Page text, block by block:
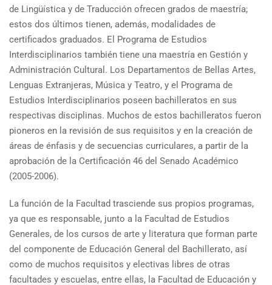
de Lingüística y de Traducción ofrecen grados de maestría;
estos dos últimos tienen, además, modalidades de
certificados graduados. El Programa de Estudios
Interdisciplinarios también tiene una maestría en Gestión y
Administración Cultural. Los Departamentos de Bellas Artes,
Lenguas Extranjeras, Música y Teatro, y el Programa de
Estudios Interdisciplinarios poseen bachilleratos en sus
respectivas disciplinas. Muchos de estos bachilleratos fueron
pioneros en la revisión de sus requisitos y en la creación de
áreas de énfasis y de secuencias curriculares, a partir de la
aprobación de la Certificación 46 del Senado Académico
(2005-2006).
La función de la Facultad trasciende sus propios programas,
ya que es responsable, junto a la Facultad de Estudios
Generales, de los cursos de arte y literatura que forman parte
del componente de Educación General del Bachillerato, así
como de muchos requisitos y electivas libres de otras
facultades y escuelas, entre ellas, la Facultad de Educación y